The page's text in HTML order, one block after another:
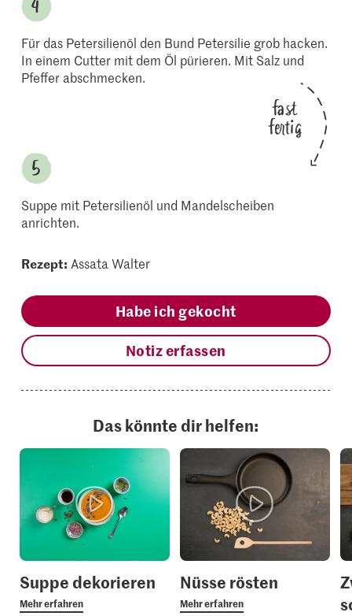
Für das Petersilienöl den Bund Petersilie grob hacken.
In einem Cutter mit dem Öl pürieren. Mit Salz und
Pfeffer abschmecken.
fast
fertig
Suppe mit Petersilienöl und Mandelscheiben
anrichten.
Rezept: Assata Walter
Habe ich gekocht
Notiz erfassen
Das könnte dir helfen:
Suppe dekorieren
Mehr erfahren
Nüsse rösten
Mehr erfahren